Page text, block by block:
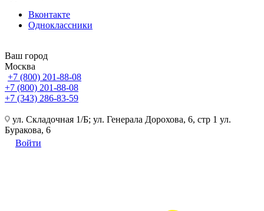
Вконтакте
Одноклассники
Ваш город
Москва
+7 (800) 201-88-08
+7 (800) 201-88-08
+7 (343) 286-83-59
ул. Складочная 1/Б; ул. Генерала Дорохова, 6, стр 1 ул.
Буракова, 6
Войти